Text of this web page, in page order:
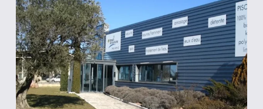
Le
Paradis
de
la
Piscine